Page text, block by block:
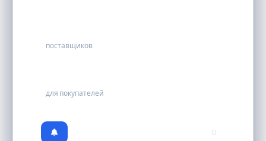
поставщиков
для покупателей
0